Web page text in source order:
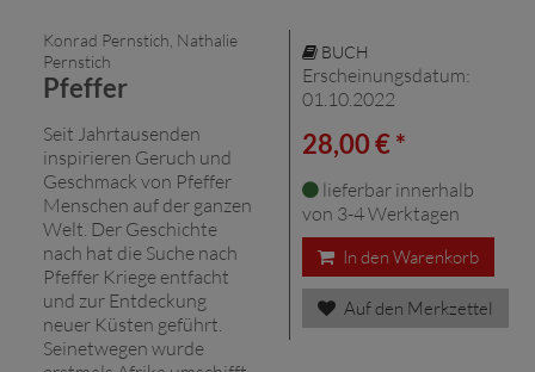
Konrad Pernstich, Nathalie
Pernstich
Pfeffer
Seit Jahrtausenden
inspirieren Geruch und
Geschmack von Pfeffer
Menschen auf der ganzen
Welt. Der Geschichte
nach hat die Suche nach
Pfeffer Kriege entfacht
und zur Entdeckung
neuer Küsten geführt.
Seinetwegen wurde
BUCH
Erscheinungsdatum:
01.10.2022
28,00 € *
lieferbar innerhalb
von 3-4 Werktagen
In den Warenkorb
Auf den Merkzettel